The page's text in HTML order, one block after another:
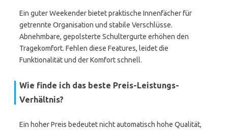
Ein guter Weekender bietet praktische Innenfächer für
getrennte Organisation und stabile Verschlüsse.
Abnehmbare, gepolsterte Schultergurte erhöhen den
Tragekomfort. Fehlen diese Features, leidet die
Funktionalität und der Komfort schnell.
Wie finde ich das beste Preis-Leistungs-
Verhältnis?
Ein hoher Preis bedeutet nicht automatisch hohe Qualität,